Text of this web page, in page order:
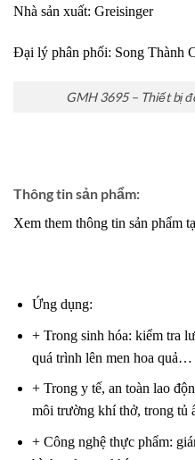
Nhà sản xuất: Greisinger
Đại lý phân phối: Song Thành
GMH 3695 – Thiết bị
Thông tin sản phẩm:
Xem them thông tin sản phẩm
Ứng dụng:
+ Trong sinh hóa: kiểm tra
quá trình lên men hoa quả…
+ Trong y tế, an toàn lao
môi trường khí thở, trong tủ
+ Công nghệ thực phẩm: